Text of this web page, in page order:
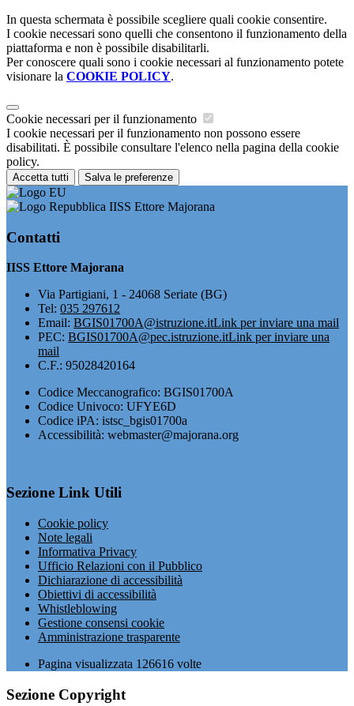
In questa schermata è possibile scegliere quali cookie consentire.
I cookie necessari sono quelli che consentono il funzionamento della
piattaforma e non è possibile disabilitarli.
Per conoscere quali sono i cookie necessari al funzionamento potete
visionare la COOKIE POLICY.
Cookie necessari per il funzionamento
I cookie necessari per il funzionamento non possono essere
disabilitati. È possibile consultare l'elenco nella pagina della cookie
policy.
Accetta tutti Salva le preferenze
IISS Ettore Majorana
Contatti
IISS Ettore Majorana
Via Partigiani, 1 - 24068 Seriate (BG)
Tel: 035 297612
Email: BGIS01700A@istruzione.itLink per inviare una mail
PEC: BGIS01700A@pec.istruzione.itLink per inviare una
mail
C.F.: 95028420164
Codice Meccanografico: BGIS01700A
Codice Univoco: UFYE6D
Codice iPA: istsc_bgis01700a
Accessibilità: webmaster@majorana.org
Sezione Link Utili
Cookie policy
Note legali
Informativa Privacy
Ufficio Relazioni con il Pubblico
Dichiarazione di accessibilità
Obiettivi di accessibilità
Whistleblowing
Gestione consensi cookie
Amministrazione trasparente
Pagina visualizzata 126616 volte
Sezione Copyright